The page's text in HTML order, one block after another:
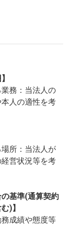
務：当法人の
人の適性を考
所：当法人が
営状況等を考
の基準(通算契約
)】
成績や態度等